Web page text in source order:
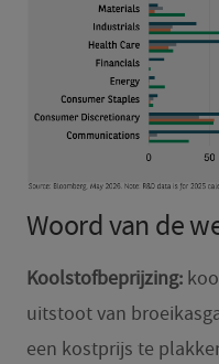
Woord van de
Koolstofbeprijzing:
uitstoot van
een kostprijs te